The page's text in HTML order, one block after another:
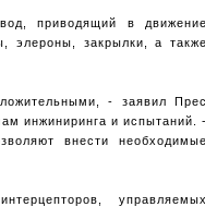
приводящий в движение
элероны, закрылки, а также
- заявил Прес
инжиниринга и испытаний. -
внести необходимые
управляемых